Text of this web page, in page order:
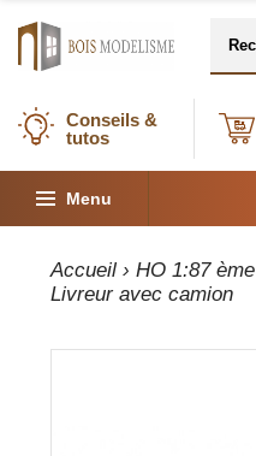
Conseils &
tutos
Menu
Accueil ›HO 1:87 ème
Livreur avec camion